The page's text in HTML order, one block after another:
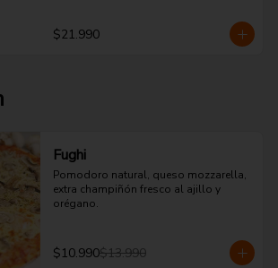
$21.990
Fughi
Pomodoro natural, queso mozzarella,
extra champiñón fresco al ajillo y
orégano.
$10.990$13.990